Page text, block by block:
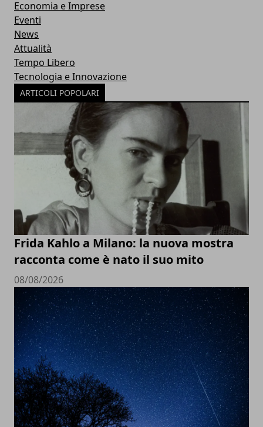
Economia e Imprese
Eventi
News
Attualità
Tempo Libero
Tecnologia e Innovazione
ARTICOLI POPOLARI
Frida Kahlo a Milano: la nuova mostra
racconta come è nato il suo mito
08/08/2026